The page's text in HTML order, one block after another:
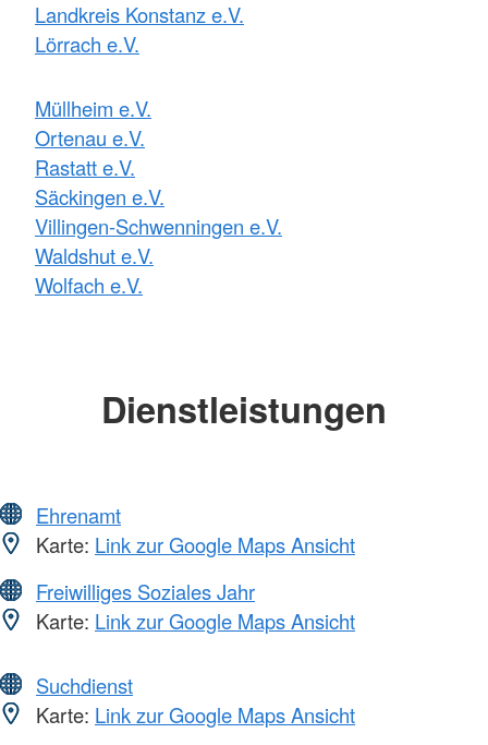
Landkreis Konstanz e.V.
Lörrach e.V.
Müllheim e.V.
Ortenau e.V.
Rastatt e.V.
Säckingen e.V.
Villingen-Schwenningen e.V.
Waldshut e.V.
Wolfach e.V.
Dienstleistungen
Ehrenamt
Karte: Link zur Google Maps Ansicht
Freiwilliges Soziales Jahr
Karte: Link zur Google Maps Ansicht
Suchdienst
Karte: Link zur Google Maps Ansicht